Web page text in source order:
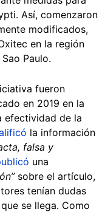
Así, comenzaron
modificados,
en la región
Paulo.
fueron
en 2019 en la
efectividad de la
la información
falsa y
una
sobre el artículo,
tenían dudas
se llega. Como